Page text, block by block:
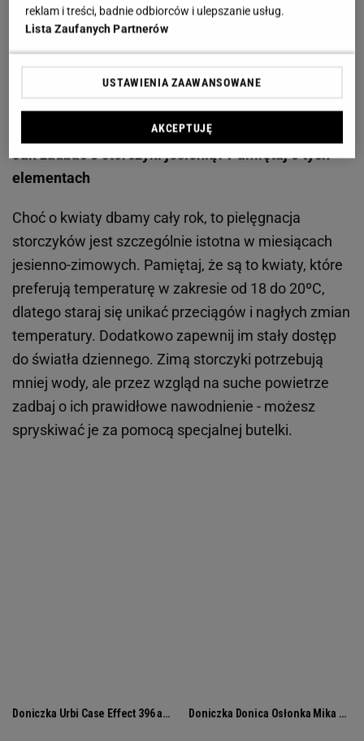
Jak zadbać o storczyki jesienią? Pamiętaj o tych
elementach
Choć o kwiaty dbamy cały rok, to pielęgnacja
storczyków jest szczególnie istotna w miesiącach
jesienno-zimowych. Pamiętaj, że są to kwiaty, które
preferują temperaturę w zakresie od 18 do 20ºC,
dlatego staraj się unikać przeciągów i nagłych zmian
temperatury. Dodatkowo zapewnij im stały dostęp
do światła dziennego. Zimą storczyki potrzebują
mniej wody, ale przez wzgląd na suche powietrze
zadbaj o ich prawidłowe nawodnienie - możesz
spryskiwać je za pomocą specjalnej butelki.
reklam i treści, badnie odbiorców i ulepszanie usług.
Lista Zaufanych Partnerów
USTAWIENIA ZAAWANSOWANE
AKCEPTUJĘ